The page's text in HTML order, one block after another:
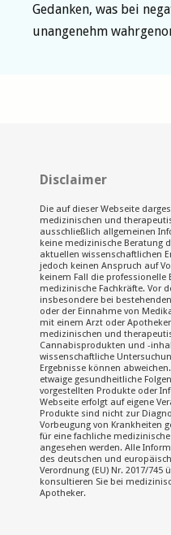
Gedanken, was bei
unangenehm
Disclaimer
Die auf dieser Webseite
medizinischen und
ausschließlich allgemeinen
keine medizinische Beratung
aktuellen wissenschaftlichen
jedoch keinen Anspruch auf
keinem Fall die
medizinische Fachkräfte. Vor
insbesondere bei
oder der Einnahme von
mit einem Arzt oder
medizinischen und
Cannabisprodukten und -
wissenschaftliche
Ergebnisse können
etwaige gesundheitliche
vorgestellten Produkte oder
Webseite erfolgt auf eigene
Produkte sind nicht zur
Vorbeugung von Krankheiten
für eine fachliche
angesehen werden. Alle
des deutschen und
Verordnung (EU) Nr. 2017/
konsultieren Sie bei
Apotheker.